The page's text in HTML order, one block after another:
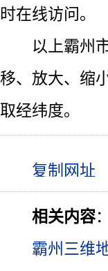
时在线访问。
以上霸州
移、放大、缩
取经纬度。
相关内容：
霸州三维